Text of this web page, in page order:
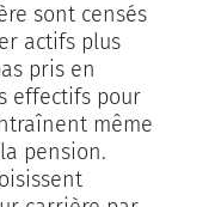
sont censés
actifs plus
pris en
effectifs pour
même
pension.